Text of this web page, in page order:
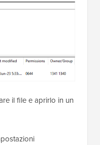
il file e aprirlo in un